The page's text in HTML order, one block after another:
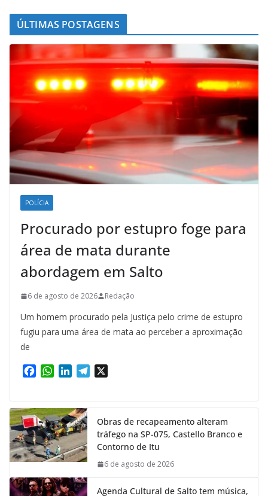
ÚLTIMAS POSTAGENS
POLÍCIA
Procurado por estupro foge para
área de mata durante
abordagem em Salto
6 de agosto de 2026 Redação
Um homem procurado pela Justiça pelo crime de estupro
fugiu para uma área de mata ao perceber a aproximação
de
e
b
o
o
k
W
t
s
A
p
p
k
e
d
I
n
m
Obras de recapeamento alteram
tráfego na SP-075, Castello Branco e
Contorno de Itu
6 de agosto de 2026
Agenda Cultural de Salto tem música,